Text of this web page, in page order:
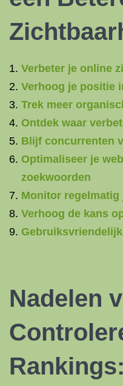
Verbeter je online
Verhoog je positie
Trek meer
Ontdek waar
Blijf concurrenten
Optimaliseer je
zoekwoorden
Monitor regelmatig
Verhoog de kans
Nadelen